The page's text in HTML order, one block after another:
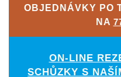
OBJEDNÁVKY PO
NA
ON-LINE
SCHŮZKY S